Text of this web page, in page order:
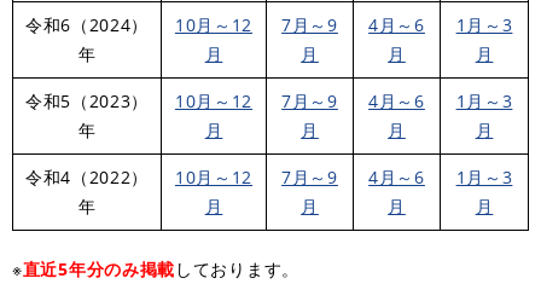
令和6（2024）
年
10月～12
月
7月～9
月
4月～6
月
1月～3
月
令和5（2023）
年
10月～12
月
7月～9
月
4月～6
月
1月～3
月
令和4（2022）
年
10月～12
月
7月～9
月
4月～6
月
1月～3
月
※直近5年分のみ掲載 しております。